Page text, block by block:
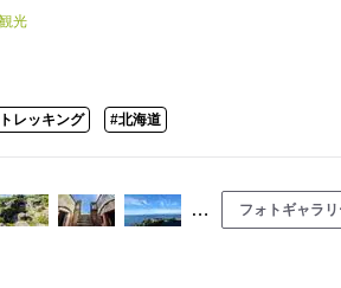
光
レッキング #北海道
… フォトギャラ